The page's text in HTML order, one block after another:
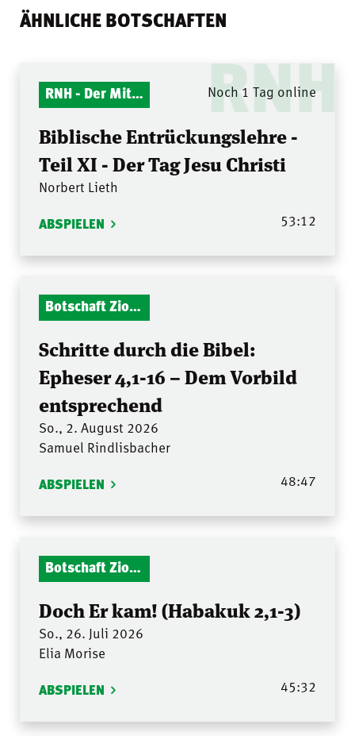
ÄHNLICHE BOTSCHAFTEN
RNH
RNH - Der Mitternachtsruf Noch 1 Tag online
Biblische Entrückungslehre -
Teil XI - Der Tag Jesu Christi
Norbert Lieth
ABSPIELEN 53:12
Botschaft Zionshalle
Schritte durch die Bibel:
Epheser 4,1-16 – Dem Vorbild
entsprechend
So., 2. August 2026
Samuel Rindlisbacher
ABSPIELEN 48:47
Botschaft Zionshalle
Doch Er kam! (Habakuk 2,1-3)
So., 26. Juli 2026
Elia Morise
ABSPIELEN 45:32